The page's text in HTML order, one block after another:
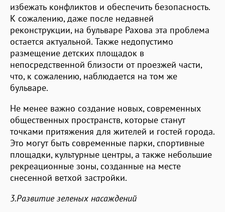
избежать конфликтов и обеспечить безопасность.
К сожалению, даже после недавней
реконструкции, на бульваре Рахова эта проблема
остается актуальной. Также недопустимо
размещение детских площадок в
непосредственной близости от проезжей части,
что, к сожалению, наблюдается на том же
бульваре.
Не менее важно создание новых, современных
общественных пространств, которые станут
точками притяжения для жителей и гостей города.
Это могут быть современные парки, спортивные
площадки, культурные центры, а также небольшие
рекреационные зоны, созданные на месте
снесенной ветхой застройки.
3.Развитие зеленых насаждений